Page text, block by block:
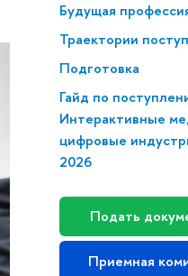
Будущая
Траектории
Подготовка
Гайд по
Интерактивные
цифровые
2026
Подать
Приемная